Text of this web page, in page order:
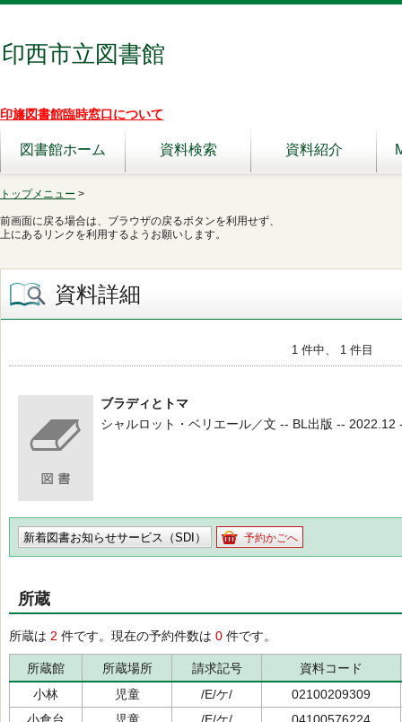
印西市立図書館
印旛図書館臨時窓口について
図書館ホーム 資料検索 資料紹介
トップメニュー >
前画面に戻る場合は、ブラウザの戻るボタンを利用せず、
上にあるリンクを利用するようお願いします。
資料詳細
1 件中、 1 件目
ブラディとトマ
シャルロット・ベリエール／文 -- BL出版 -- 2022.12
新着図書お知らせサービス（SDI） 予約かごへ
所蔵
所蔵は 2 件です。現在の予約件数は 0 件です。
所蔵館 所蔵場所 請求記号
資料コード
小林
児童 /E/ケ/
02100209309